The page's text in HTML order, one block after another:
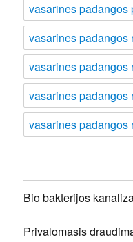
vasarines padangos
vasarines padangos
vasarines padangos
vasarines padangos
vasarines padangos
Bio bakterijos
Privalomasis